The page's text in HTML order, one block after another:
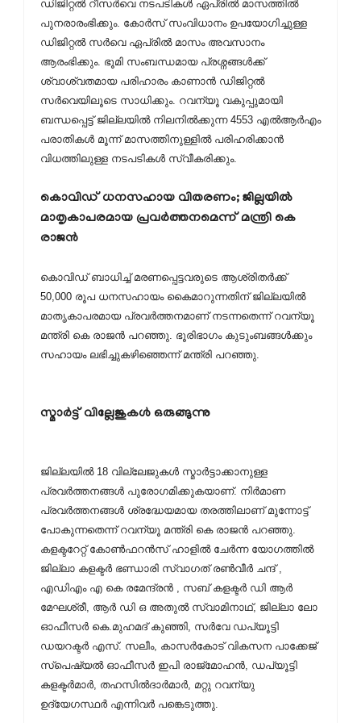
ഡിജിറ്റല്‍ റീസര്‍വെ നടപടികള്‍ ഏപ്രില്‍ മാസത്തില്‍
പുനരാരംഭിക്കും. കോര്‍സ് സംവിധാനം ഉപയോഗിച്ചുള്ള
ഡിജിറ്റല്‍ സര്‍വെ ഏപ്രില്‍ മാസം അവസാനം
ആരംഭിക്കും. ഭൂമി സംബന്ധമായ പ്രശ്നങ്ങള്‍ക്ക്
ശ്വാശ്വതമായ പരിഹാരം കാണാന്‍ ഡിജിറ്റല്‍
സര്‍വെയിലൂടെ സാധിക്കും. റവന്യൂ വകുപ്പുമായി
ബന്ധപ്പെട്ട് ജില്ലയില്‍ നിലനില്‍ക്കുന്ന 4553 എല്‍ആര്‍എം
പരാതികള്‍ മൂന്ന് മാസത്തിനുള്ളില്‍ പരിഹരിക്കാന്‍
വിധത്തിലുള്ള നടപടികള്‍ സ്വീകരിക്കും.
കൊവിഡ് ധനസഹായ വിതരണം; ജില്ലയില്‍
മാതൃകാപരമായ പ്രവര്‍ത്തനമെന്ന് മന്ത്രി കെ
രാജന്‍
കൊവിഡ് ബാധിച്ച് മരണപ്പെട്ടവരുടെ ആശ്രിതര്‍ക്ക്
50,000 രൂപ ധനസഹായം കൈമാറുന്നതിന് ജില്ലയില്‍
മാതൃകാപരമായ പ്രവര്‍ത്തനമാണ് നടന്നതെന്ന് റവന്യൂ
മന്ത്രി കെ രാജന്‍ പറഞ്ഞു. ഭൂരിഭാഗം കുടുംബങ്ങള്‍ക്കും
സഹായം ലഭിച്ചുകഴിഞ്ഞെന്ന് മന്ത്രി പറഞ്ഞു.
സ്മാര്‍ട്ട് വില്ലേജുകള്‍ ഒരുങ്ങുന്നു
ജില്ലയില്‍ 18 വില്ലേജുകള്‍ സ്മാര്‍ട്ടാക്കാനുള്ള
പ്രവര്‍ത്തനങ്ങള്‍ പുരോഗമിക്കുകയാണ്. നിര്‍മാണ
പ്രവര്‍ത്തനങ്ങള്‍ ശ്രദ്ധേയമായ തരത്തിലാണ് മുന്നോട്ട്
പോകുന്നതെന്ന് റവന്യൂ മന്ത്രി കെ രാജന്‍ പറഞ്ഞു.
കളക്ടറേറ്റ് കോണ്‍ഫറന്‍സ് ഹാളില്‍ ചേര്‍ന്ന യോഗത്തില്‍
ജില്ലാ കളക്ടര്‍ ഭണ്ഡാരി സ്വാഗത് രണ്‍വീര്‍ ചന്ദ് ,
എഡിഎം എ കെ രമേന്ദ്രന്‍ , സബ് കളക്ടര്‍ ഡി ആര്‍
മേഘശ്രീ, ആര്‍ ഡി ഒ അതുല്‍ സ്വാമിനാഥ്, ജില്ലാ ലോ
ഓഫീസര്‍ കെ.മുഹമദ് കുഞ്ഞി, സര്‍വേ ഡപ്യൂട്ടി
ഡയറക്ടര്‍ എസ്. സലീം, കാസര്‍കോട് വികസന പാക്കേജ്
സ്പെഷ്യല്‍ ഓഫീസര്‍ ഇപി രാജ്മോഹന്‍, ഡപ്യൂട്ടി
കളക്ടര്‍മാര്‍, തഹസില്‍ദാര്‍മാര്‍, മറ്റു റവന്യു
ഉദ്യേഗസ്ഥര്‍ എന്നിവര്‍ പങ്കെടുത്തു.